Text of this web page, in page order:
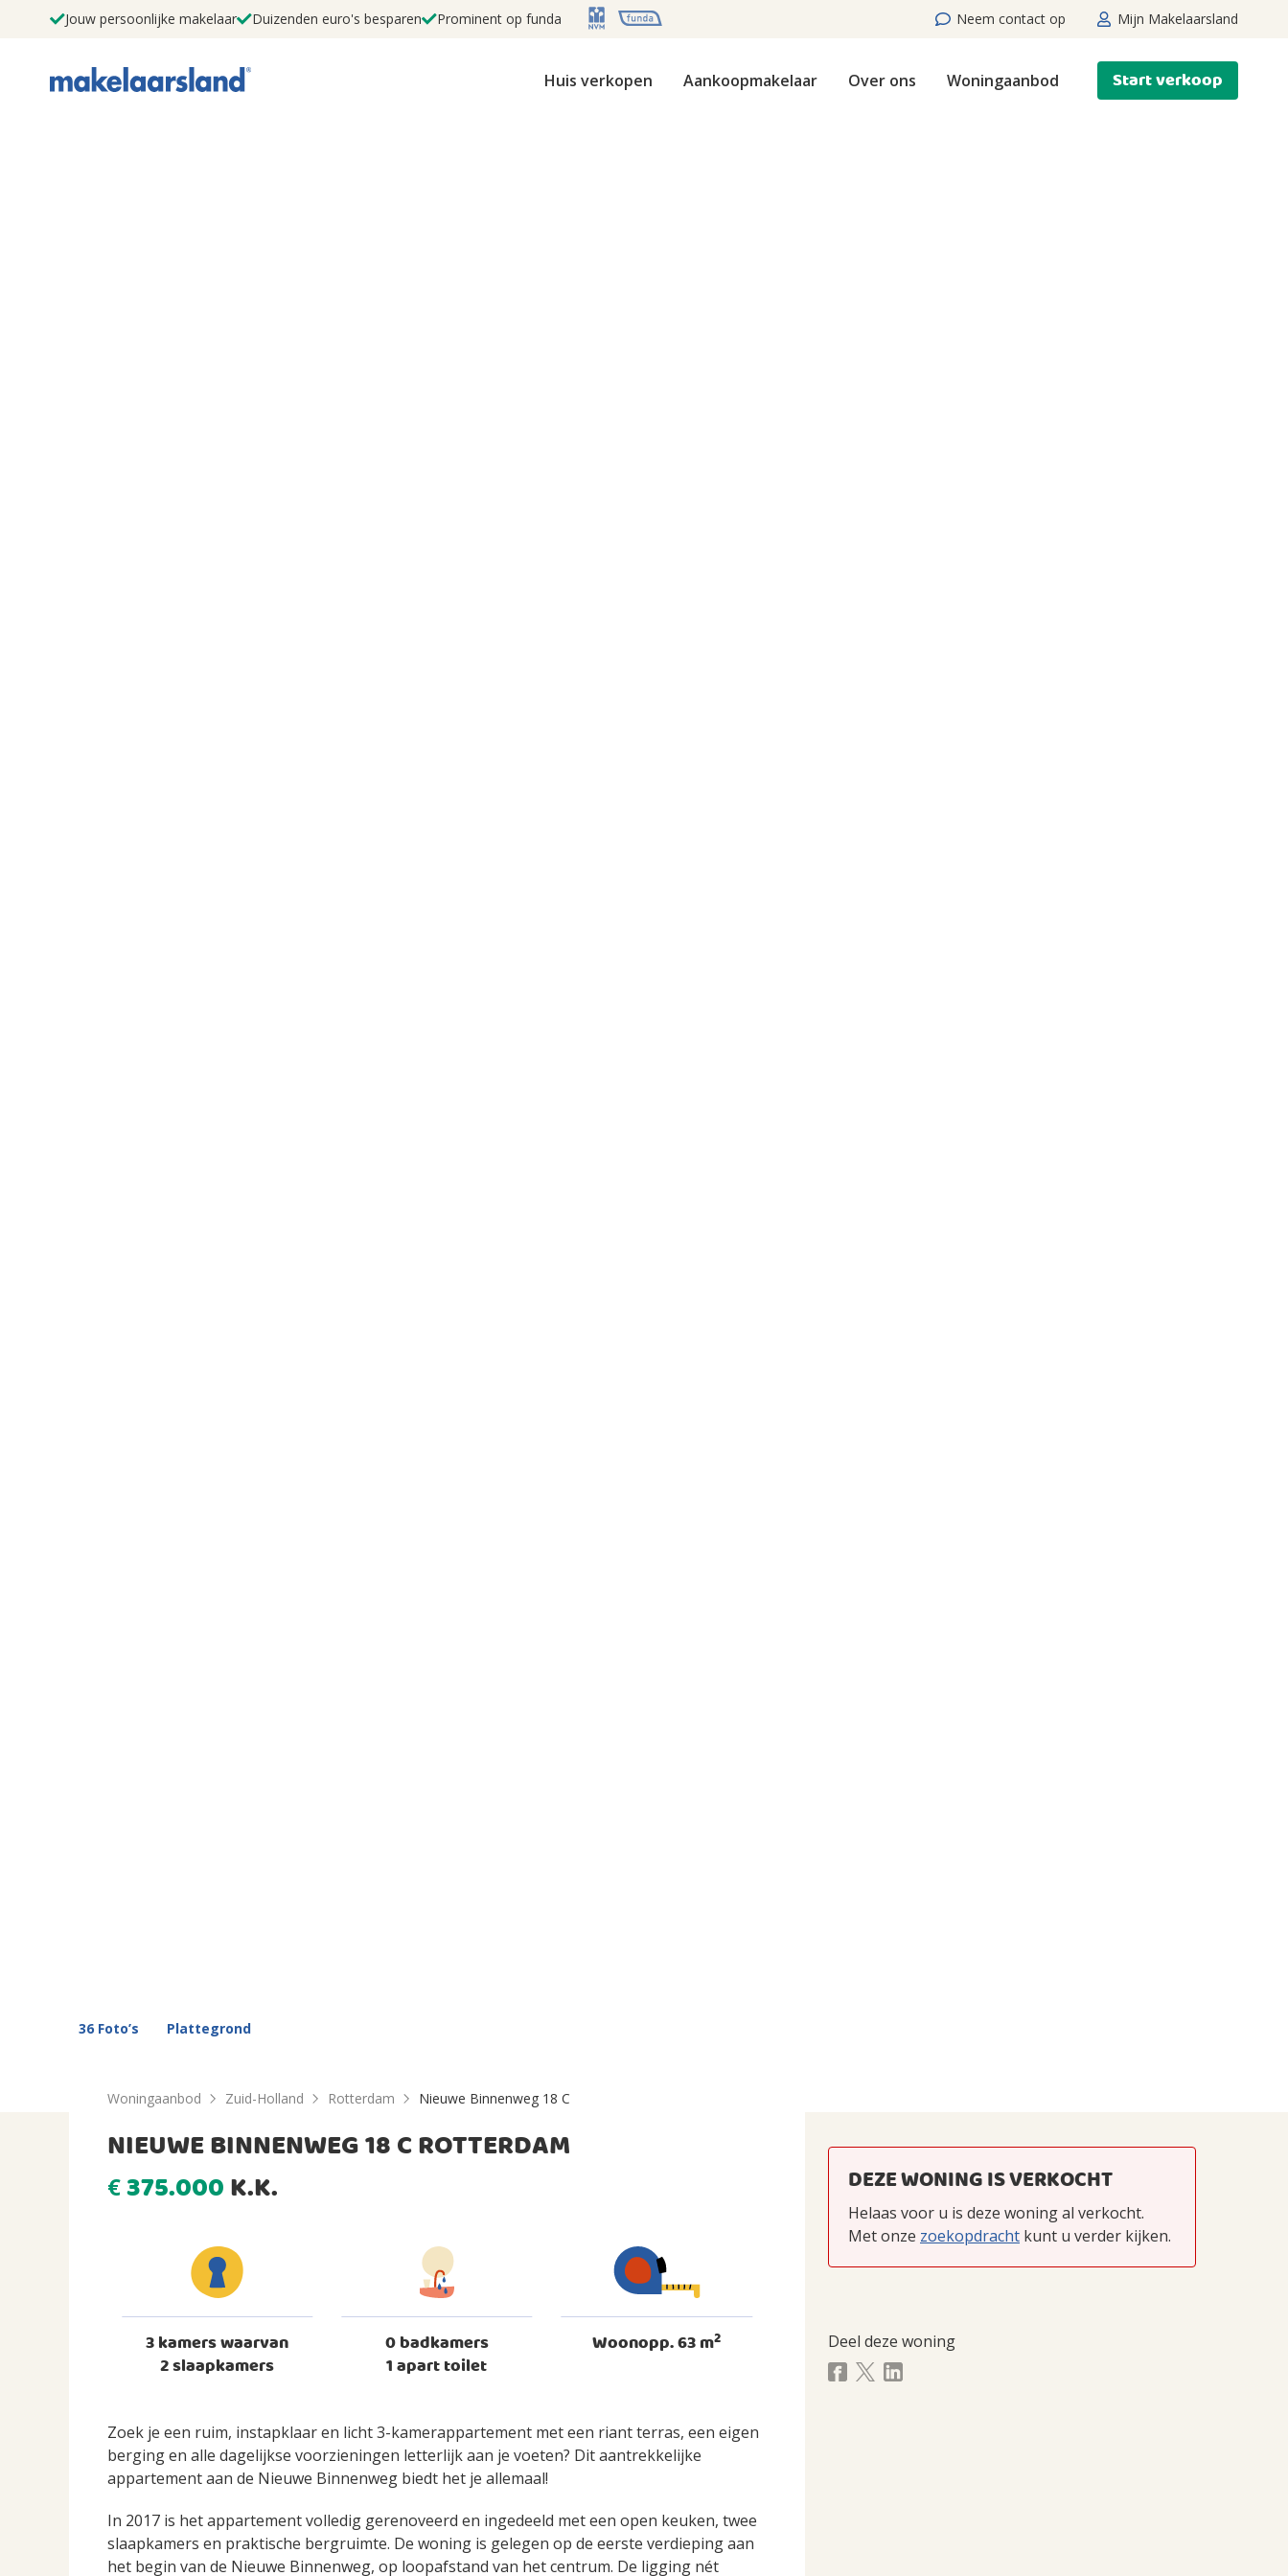
Jouw persoonlijke makelaar Duizenden euro's besparen Prominent op funda Neem contact op Mijn Makelaarsland
Huis verkopen Aankoopmakelaar Over ons Woningaanbod Start verkoop
36 Foto’s Plattegrond
Woningaanbod Zuid-Holland Rotterdam Nieuwe Binnenweg 18 C
NIEUWE BINNENWEG 18 C ROTTERDAM
€375.000K.K.
3 kamers waarvan
2 slaapkamers
0 badkamers
1 apart toilet
Woonopp. 63 m2
Zoek je een ruim, instapklaar en licht 3-kamerappartement met een riant terras, een eigen
berging en alle dagelijkse voorzieningen letterlijk aan je voeten? Dit aantrekkelijke
appartement aan de Nieuwe Binnenweg biedt het je allemaal!
In 2017 is het appartement volledig gerenoveerd en ingedeeld met een open keuken, twee
slaapkamers en praktische bergruimte. De woning is gelegen op de eerste verdieping aan
het begin van de Nieuwe Binnenweg, op loopafstand van het centrum. De ligging nét
DEZE WONING IS VERKOCHT
Helaas voor u is deze woning al verkocht.
Met onze zoekopdracht kunt u verder kijken.
Deel deze woning